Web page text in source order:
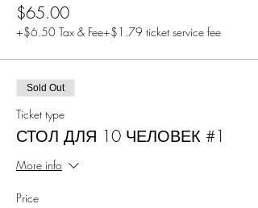
$65.00
+$6.50 Tax & Fee+$1.79 ticket service fee
Sold Out
Ticket type
СТОЛ ДЛЯ 10 ЧЕЛОВЕК #1
More info
Price